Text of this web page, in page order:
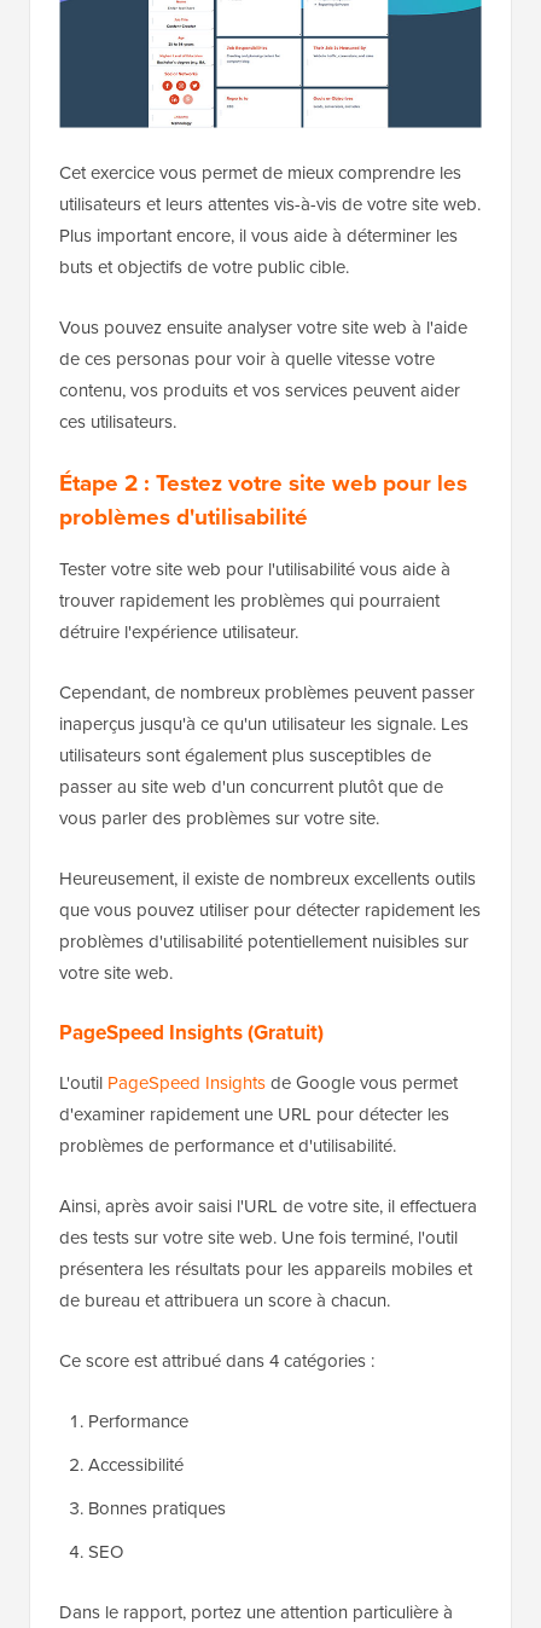
Cet exercice vous permet de mieux comprendre les
utilisateurs et leurs attentes vis-à-vis de votre site web.
Plus important encore, il vous aide à déterminer les
buts et objectifs de votre public cible.
Vous pouvez ensuite analyser votre site web à l'aide
de ces personas pour voir à quelle vitesse votre
contenu, vos produits et vos services peuvent aider
ces utilisateurs.
Étape 2 : Testez votre site web pour les
problèmes d'utilisabilité
Tester votre site web pour l'utilisabilité vous aide à
trouver rapidement les problèmes qui pourraient
détruire l'expérience utilisateur.
Cependant, de nombreux problèmes peuvent passer
inaperçus jusqu'à ce qu'un utilisateur les signale. Les
utilisateurs sont également plus susceptibles de
passer au site web d'un concurrent plutôt que de
vous parler des problèmes sur votre site.
Heureusement, il existe de nombreux excellents outils
que vous pouvez utiliser pour détecter rapidement les
problèmes d'utilisabilité potentiellement nuisibles sur
votre site web.
PageSpeed Insights (Gratuit)
L'outil PageSpeed Insightsde Google vous permet
d'examiner rapidement une URL pour détecter les
problèmes de performance et d'utilisabilité.
Ainsi, après avoir saisi l'URL de votre site, il effectuera
des tests sur votre site web. Une fois terminé, l'outil
présentera les résultats pour les appareils mobiles et
de bureau et attribuera un score à chacun.
Ce score est attribué dans 4 catégories :
Performance
Accessibilité
Bonnes pratiques
SEO
Dans le rapport, portez une attention particulière à